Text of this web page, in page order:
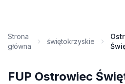
Strona
główna
świętokrzyskie
FUP Ostrowiec